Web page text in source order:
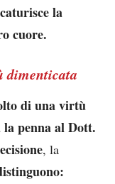
la
cuore.
dimenticata
di una virtù
la penna al Dott.
, la